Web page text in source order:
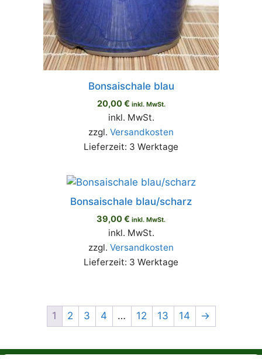
Bonsaischale blau
20,00€ inkl. MwSt.
inkl. MwSt.
zzgl. Versandkosten
Lieferzeit: 3 Werktage
Bonsaischale blau/scharz
39,00€ inkl. MwSt.
inkl. MwSt.
zzgl. Versandkosten
Lieferzeit: 3 Werktage
1 2 3 4 … 12 13 14 →